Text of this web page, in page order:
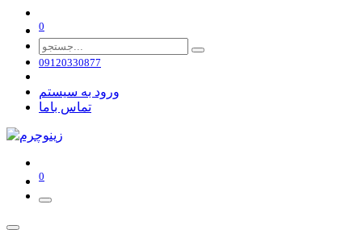
0
09120330877
ورود به سیستم
تماس باما
0